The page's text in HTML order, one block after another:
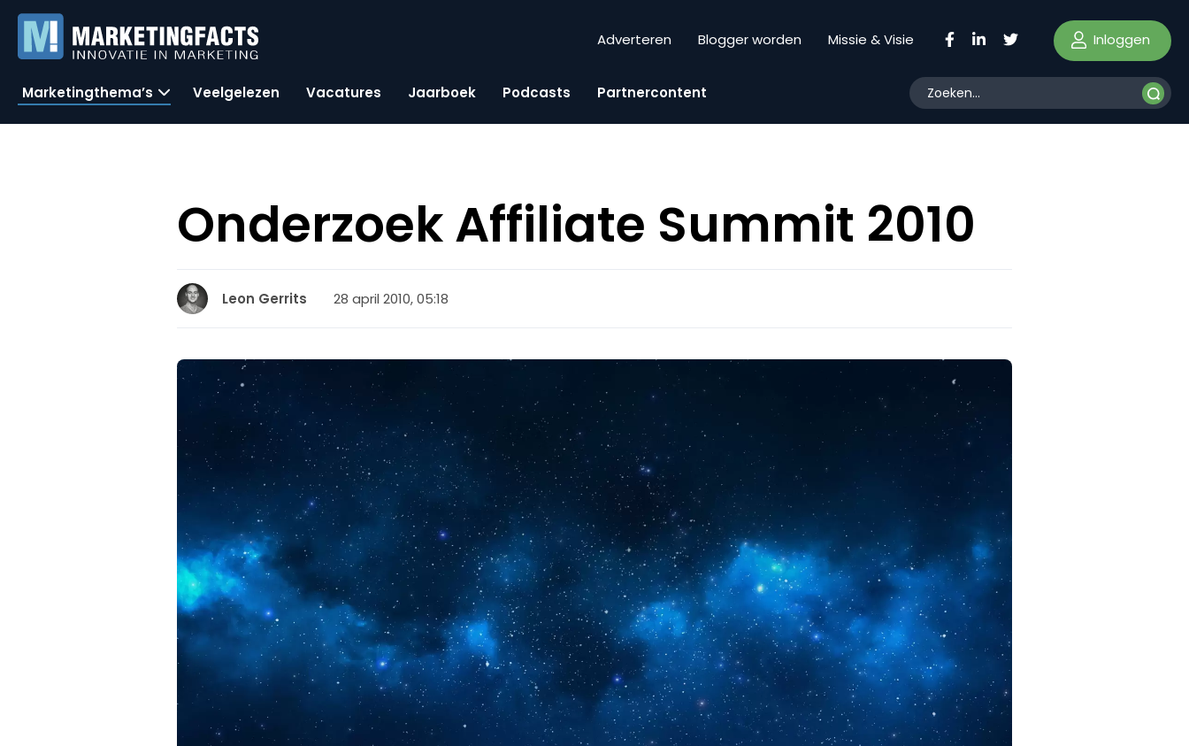
Adverteren Blogger worden Missie & Visie Inloggen
Marketingthema’s Veelgelezen Vacatures Jaarboek Podcasts Partnercontent
Onderzoek Affiliate Summit 2010
Leon Gerrits 28 april 2010, 05:18